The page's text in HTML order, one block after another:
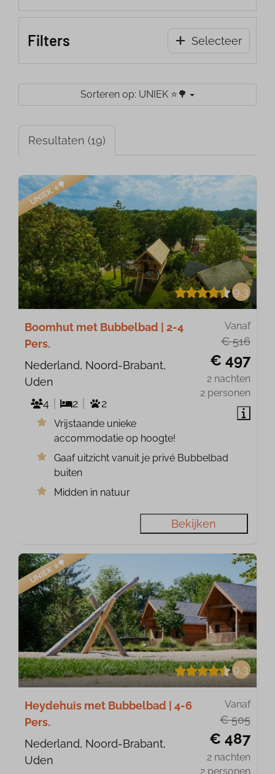
Filters Selecteer
Sorteren op: UNIEK ⭐️🌳
Resultaten (19)
UNIEK ⭐️🌳
9,3
Vanaf
€ 516
€ 497
2 nachten
2 personen
Boomhut met Bubbelbad | 2-4
Pers.
Nederland, Noord-Brabant,
Uden
4
2 2
Vrijstaande unieke
accommodatie op hoogte!
Gaaf uitzicht vanuit je privé Bubbelbad
buiten
Midden in natuur
Bekijken
UNIEK ⭐️🌳
9,3
Vanaf
€ 505
€ 487
2 nachten
2 personen
Heydehuis met Bubbelbad | 4-6
Pers.
Nederland, Noord-Brabant,
Uden